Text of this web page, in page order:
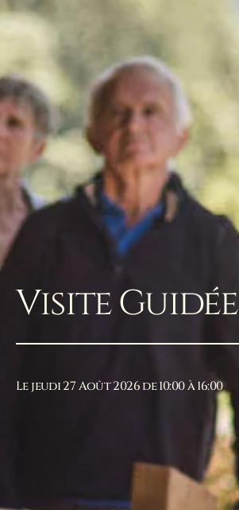
Visite Guidée
Le jeudi 27 Août 2026 de 10:00 à 16:00